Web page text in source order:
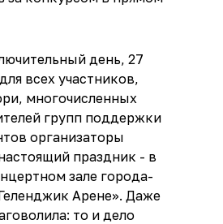
день, 27
всех участников,
многочисленных
групп поддержки
организаторы
праздник - в
зале города-
Арене». Даже
то и дело